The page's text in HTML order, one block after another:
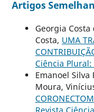
Artigos
Georgia Costa
Costa, UMA
Ciência Plural:
Emanoel
Moura,